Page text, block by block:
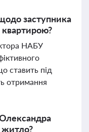
заступника
НАБУ
ставить під
отримання
житло?